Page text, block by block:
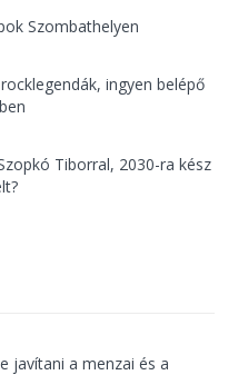
Szombathelyen
ingyen belépő
Tiborral, 2030-ra kész
javítani a menzai és a